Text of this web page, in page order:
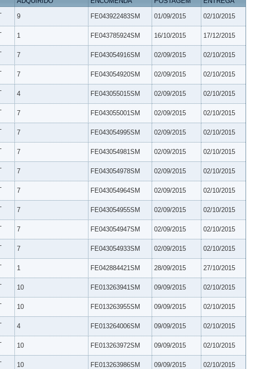
9 FE043922483SM 01/09/2015 02/10/2015
1 FE043785924SM 16/10/2015 17/12/2015
7 FE043054916SM 02/09/2015 02/10/2015
7 FE043054920SM 02/09/2015 02/10/2015
4 FE043055015SM 02/09/2015 02/10/2015
7 FE043055001SM 02/09/2015 02/10/2015
7 FE043054995SM 02/09/2015 02/10/2015
7 FE043054981SM 02/09/2015 02/10/2015
7 FE043054978SM 02/09/2015 02/10/2015
7 FE043054964SM 02/09/2015 02/10/2015
7 FE043054955SM 02/09/2015 02/10/2015
7 FE043054947SM 02/09/2015 02/10/2015
7 FE043054933SM 02/09/2015 02/10/2015
1 FE042884421SM 28/09/2015 27/10/2015
10 FE013263941SM 09/09/2015 02/10/2015
10 FE013263955SM 09/09/2015 02/10/2015
4 FE013264006SM 09/09/2015 02/10/2015
10 FE013263972SM 09/09/2015 02/10/2015
10 FE013263986SM 09/09/2015 02/10/2015